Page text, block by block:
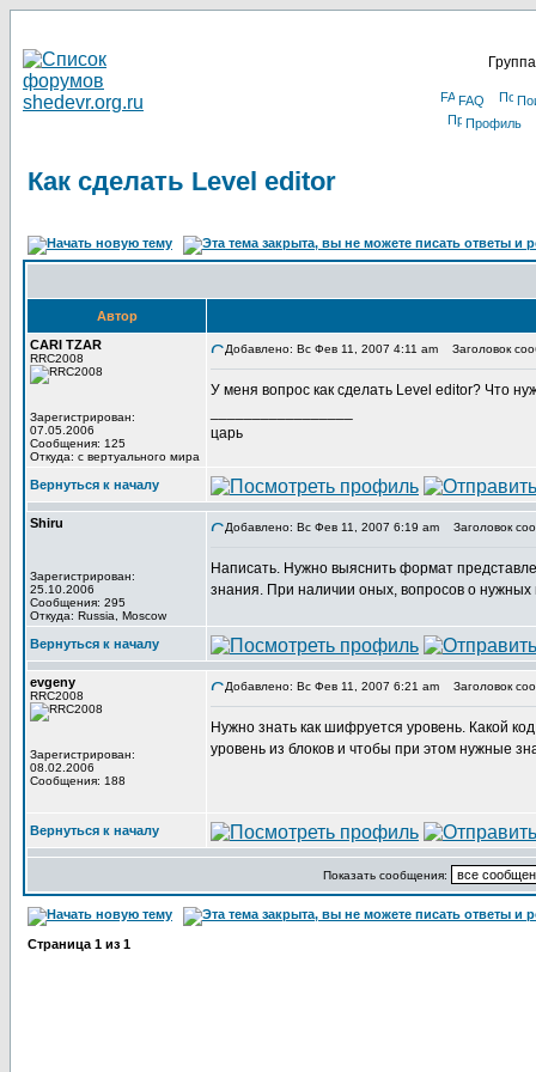
FAQ
Профиль
Как сделать Level editor
Автор
CARI TZAR
RRC2008
Зарегистрирован:
07.05.2006
Сообщения: 125
Откуда: с вертуального мира
Добавлено: Вс Фев 11, 2007 4:11 am Заголовок
У меня вопрос как сделать Level editor? Что
царь
Вернуться к началу
Shiru
Зарегистрирован:
25.10.2006
Сообщения: 295
Откуда: Russia, Moscow
Добавлено: Вс Фев 11, 2007 6:19 am Заголовок
Написать. Нужно выяснить формат
знания. При наличии оных, вопросов о нужных
Вернуться к началу
evgeny
RRC2008
Зарегистрирован:
08.02.2006
Сообщения: 188
Добавлено: Вс Фев 11, 2007 6:21 am Заголовок
Нужно знать как шифруется уровень. Какой
уровень из блоков и чтобы при этом нужные
Вернуться к началу
Показать сообщения:
Страница 1 из 1